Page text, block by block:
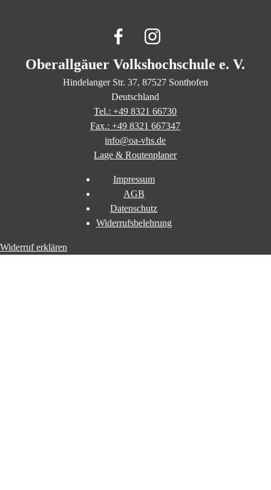
Oberallgäuer Volkshochschule e. V.
Hindelanger Str. 37, 87527 Sonthofen
Deutschland
Tel.: +49 8321 66730
Fax.: +49 8321 667347
info@oa-vhs.de
Lage & Routenplaner
Impressum
AGB
Datenschutz
Widerrufsbelehrung
Widerruf erklären